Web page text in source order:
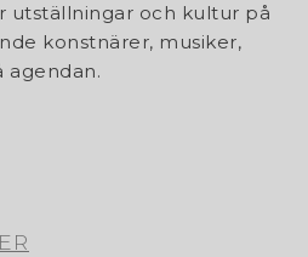
utställningar och kultur på
konstnärer, musiker,
agendan.